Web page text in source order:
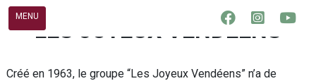
Skip
MENU
LES JOYEUX VENDÉENS
Créé en 1963, le groupe “Les Joyeux Vendéens” n’a de